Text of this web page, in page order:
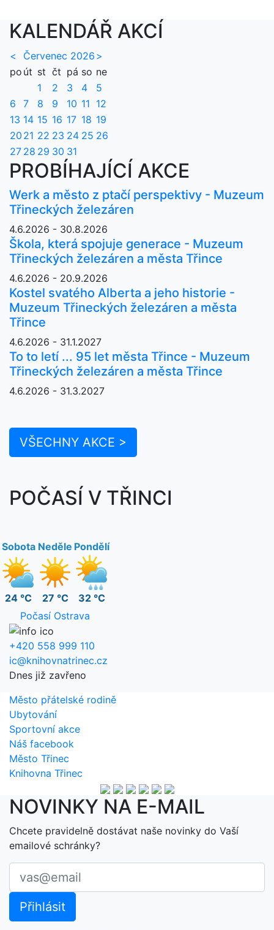
KALENDÁŘ AKCÍ
< Červenec 2026 >
po út st čt pá so ne
1
2 3 4
5
6
7 8 9 10 11 12
13 14 15 16 17 18 19
20 21 22 23 24 25 26
27 28 29 30 31
PROBÍHAJÍCÍ AKCE
Werk a město z ptačí perspektivy - Muzeum
Třineckých železáren
4.6.2026 - 30.8.2026
Škola, která spojuje generace - Muzeum
Třineckých železáren a města Třince
4.6.2026 - 20.9.2026
Kostel svatého Alberta a jeho historie -
Muzeum Třineckých železáren a města
Třince
4.6.2026 - 31.1.2027
To to letí ... 95 let města Třince - Muzeum
Třineckých železáren a města Třince
4.6.2026 - 31.3.2027
VŠECHNY AKCE >
POČASÍ V TŘINCI
Sobota
24 °C
Neděle
27 °C
Pondělí
32 °C
Počasí Ostrava
+420 558 999 110
ic@knihovnatrinec.cz
Dnes již zavřeno
Město přátelské rodině
Ubytování
Sportovní akce
Náš facebook
Město Třinec
Knihovna Třinec
NOVINKY NA E-MAIL
Chcete pravidelně dostávat naše novinky do Vaší
emailové schránky?